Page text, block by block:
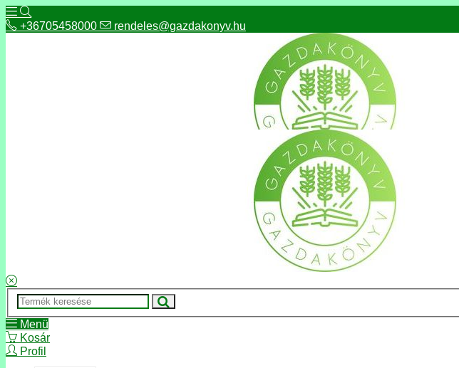
+36705458000 rendeles@gazdakonyv.hu
Menü
Kosár
Profil